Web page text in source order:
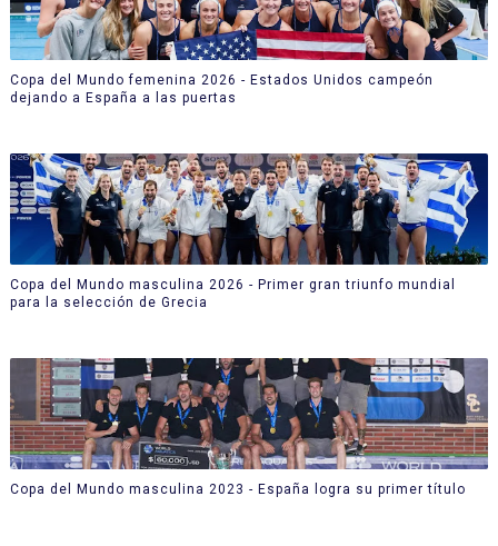
Copa del Mundo femenina 2026 - Estados Unidos campeón
dejando a España a las puertas
Copa del Mundo masculina 2026 - Primer gran triunfo mundial
para la selección de Grecia
Copa del Mundo masculina 2023 - España logra su primer título